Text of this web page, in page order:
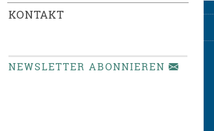
KONTAKT
NEWSLETTER ABONNIEREN